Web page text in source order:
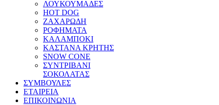
ΛΟΥΚΟΥΜΑΔΕΣ
HOT DOG
ΖΑΧΑΡΩΔΗ
ΡΟΦΗΜΑΤΑ
ΚΑΛΑΜΠΟΚΙ
ΚΑΣΤΑΝΑ ΚΡΗΤΗΣ
SNOW CONE
ΣΥΝΤΡΙΒΑΝΙ
ΣΟΚΟΛΑΤΑΣ
ΣΥΜΒΟΥΛΕΣ
ΕΤΑΙΡΕΙΑ
ΕΠΙΚΟΙΝΩΝΙΑ